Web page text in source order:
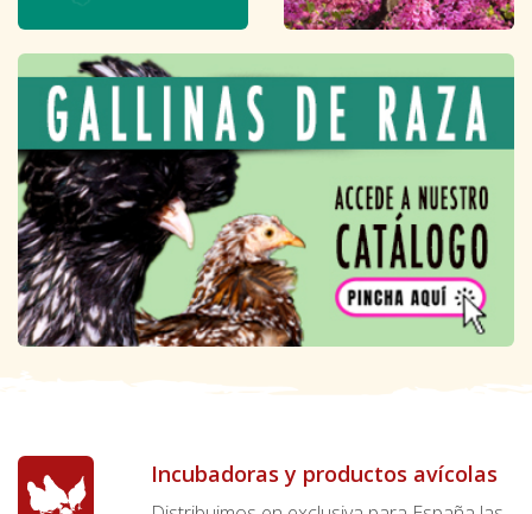
Incubadoras y productos avícolas